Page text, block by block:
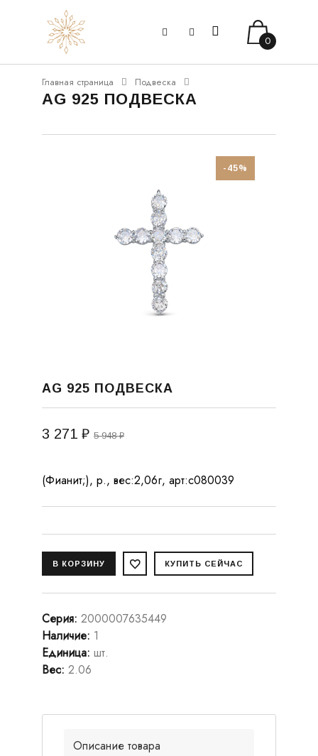
0
Главная страница Подвеска
AG 925 ПОДВЕСКА
-45%
AG 925 ПОДВЕСКА
3 271 ₽ 5 948 ₽
(Фианит;), р., вес:2,06г, арт:с080039
Серия: 2000007635449
Наличие: 1
Единица: шт.
Вес: 2.06
Описание товара